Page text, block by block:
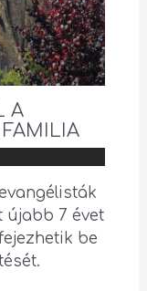
A
FAMILIA
újabb 7 évet
be